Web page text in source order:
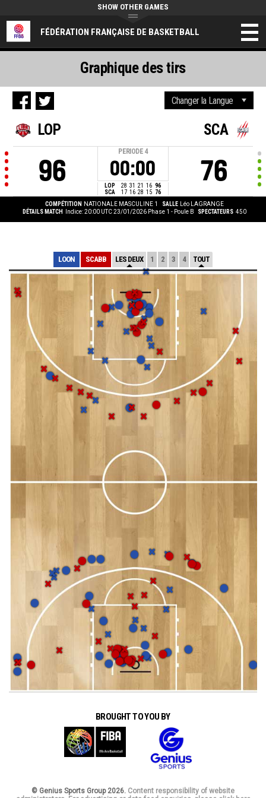
FÉDÉRATION FRANÇAISE DE BASKETBALL
SHOW OTHER GAMES
LOP
96
PERIODE 4
00:00
LOP 28 31 21 16 96
SCA
17 16 28 15 76
SCA
76
COMPÉTITION NATIONALE MASCULINE 1 SALLE
Léo LAGRANGE
DÉTAILS MATCH
Indice: 20:00 UTC 23/01/2026 Phase 1 - Poule B SPECTATEURS 450
Graphique des tirs
LOON SCABB LES DEUX 1 2 3 4 TOUT
BROUGHT TO YOU BY
© Genius Sports Group 2026. Content responsibility of website